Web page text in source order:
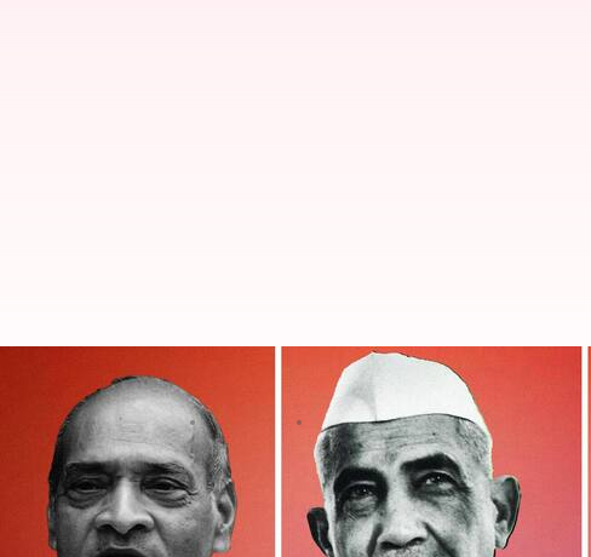
Bharat Ratna: దేశ మాజీ ప్రధానులకు
వ్రాసిన వారు Sirish Praharaju Feb 09, 2024 01:13 pm
ఈ వార్తాకథనం ఏంటి
మాజీ ప్రధానులు పీవీ నరసింహారావు,చౌదరి